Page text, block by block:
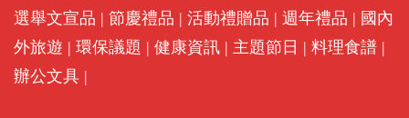
選舉文宣品 | 節慶禮品 | 活動禮贈品 | 週年禮品 | 國內
外旅遊 | 環保議題 | 健康資訊 | 主題節日 | 料理食譜 |
辦公文具 |